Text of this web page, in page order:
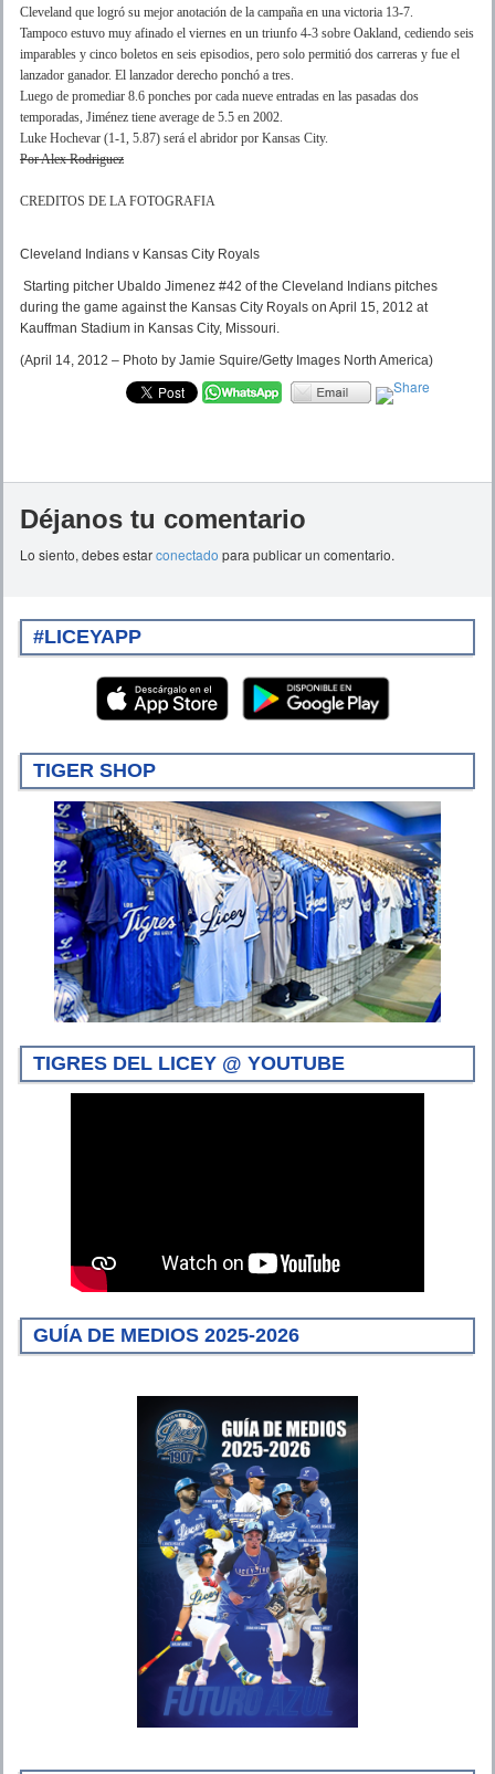
Cleveland que logró su mejor anotación de la campaña en una victoria 13-7.
Tampoco estuvo muy afinado el viernes en un triunfo 4-3 sobre Oakland, cediendo seis
imparables y cinco boletos en seis episodios, pero solo permitió dos carreras y fue el
lanzador ganador. El lanzador derecho ponchó a tres.
Luego de promediar 8.6 ponches por cada nueve entradas en las pasadas dos
temporadas, Jiménez tiene average de 5.5 en 2002.
Luke Hochevar (1-1, 5.87) será el abridor por Kansas City.
Por Alex Rodriguez
CREDITOS DE LA FOTOGRAFIA
Cleveland Indians v Kansas City Royals
Starting pitcher Ubaldo Jimenez #42 of the Cleveland Indians pitches
during the game against the Kansas City Royals on April 15, 2012 at
Kauffman Stadium in Kansas City, Missouri.
(April 14, 2012 – Photo by Jamie Squire/Getty Images North America)
Déjanos tu comentario
Lo siento, debes estarconectado para publicar un comentario.
#LICEYAPP
TIGER SHOP
TIGRES DEL LICEY @ YOUTUBE
GUÍA DE MEDIOS 2025-2026